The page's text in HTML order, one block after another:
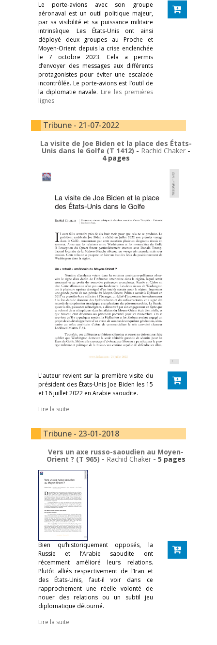
Le porte-avions avec son groupe
aéronaval est un outil politique majeur,
par sa visibilité et sa puissance militaire
intrinsèque. Les États-Unis ont ainsi
déployé deux groupes au Proche et
Moyen-Orient depuis la crise enclenchée
le 7 octobre 2023. Cela a permis
d’envoyer des messages aux différents
protagonistes pour éviter une escalade
incontrôlée. Le porte-avions est l’outil de
la diplomatie navale. Lire les premières
lignes
Tribune - 21-07-2022
La visite de Joe Biden et la place des États-
Unis dans le Golfe (T 1412)- Rachid Chaker-
4 pages
L'auteur revient sur la première visite du
président des États-Unis Joe Biden les 15
et 16 juillet 2022 en Arabie saoudite.
Lire la suite
Tribune - 23-01-2018
Vers un axe russo-saoudien au Moyen-
Orient ? (T 965) - Rachid Chaker- 5 pages
Bien qu’historiquement opposés, la
Russie et l’Arabie saoudite ont
récemment amélioré leurs relations.
Plutôt alliés respectivement de l’Iran et
des États-Unis, faut-il voir dans ce
rapprochement une réelle volonté de
nouer des relations ou un subtil jeu
diplomatique détourné.
Lire la suite